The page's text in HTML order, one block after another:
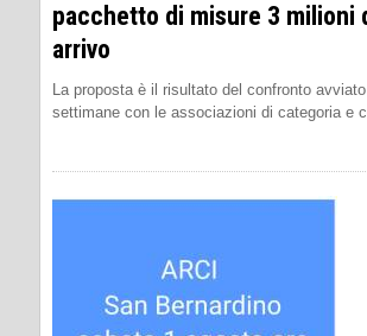
pacchetto di misure 3 milioni
arrivo
La proposta è il risultato del confronto
settimane con le associazioni di categoria e